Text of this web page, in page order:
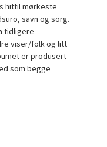
hittil mørkeste
savn og sorg.
tidligere
viser/folk og litt
er produsert
som begge